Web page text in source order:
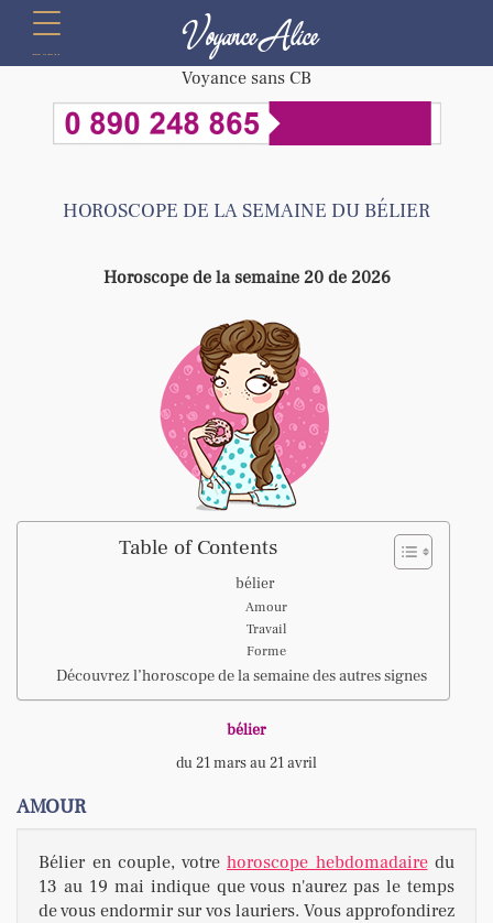
Voyance Alice
Voyance sans CB
HOROSCOPE DE LA SEMAINE DU BÉLIER
Horoscope de la semaine 20 de 2026
Table of Contents
bélier
Amour
Travail
Forme
Découvrez l’horoscope de la semaine des autres signes
bélier
du 21 mars au 21 avril
AMOUR
Bélier en couple, votre horoscope hebdomadairedu
13 au 19 mai indique que vous n'aurez pas le temps
de vous endormir sur vos lauriers. Vous approfondirez
menu